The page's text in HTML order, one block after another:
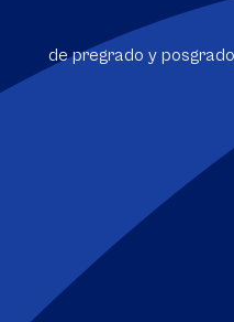
de pregrado y